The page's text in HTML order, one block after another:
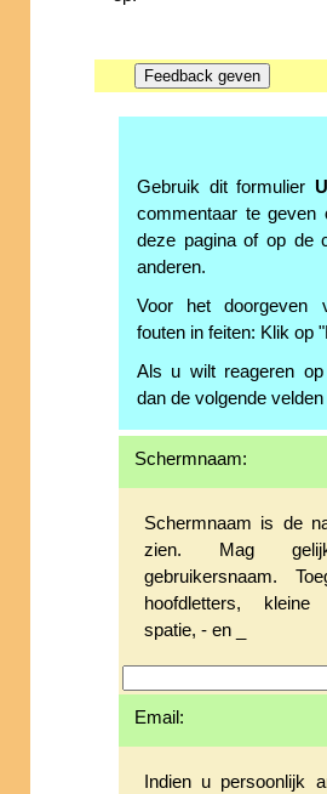
Gebruik dit formulier
commentaar te geven
deze pagina of op de
anderen.
Voor het doorgeven
fouten in feiten: Klik op
Als u wilt reageren op
dan de volgende velden
Schermnaam:
Schermnaam is de
zien. Mag
gebruikersnaam.
hoofdletters,
spatie, - en _
Email:
Indien u persoonlijk